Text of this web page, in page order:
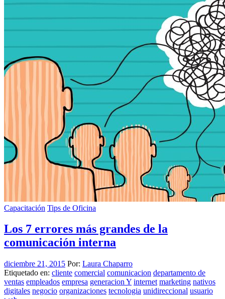
Capacitación Tips de Oficina
Los 7 errores más grandes de la
comunicación interna
diciembre 21, 2015 Por: Laura Chaparro
Etiquetado en: cliente comercial comunicacion departamento de
ventas empleados empresa generacion Y internet marketing nativos
digitales negocio organizaciones tecnologia unidireccional usuario